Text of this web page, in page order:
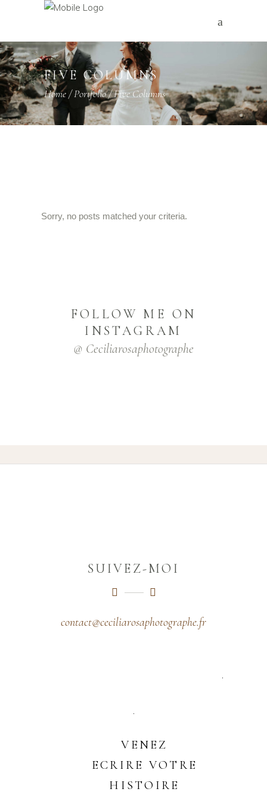
FIVE COLUMNS
Home/Portfolio/Five Columns
Sorry, no posts matched your criteria.
FOLLOW ME ON
INSTAGRAM
@ Ceciliarosaphotographe
SUIVEZ-MOI
contact@ceciliarosaphotographe.fr
VENEZ
ECRIRE VOTRE
HISTOIRE